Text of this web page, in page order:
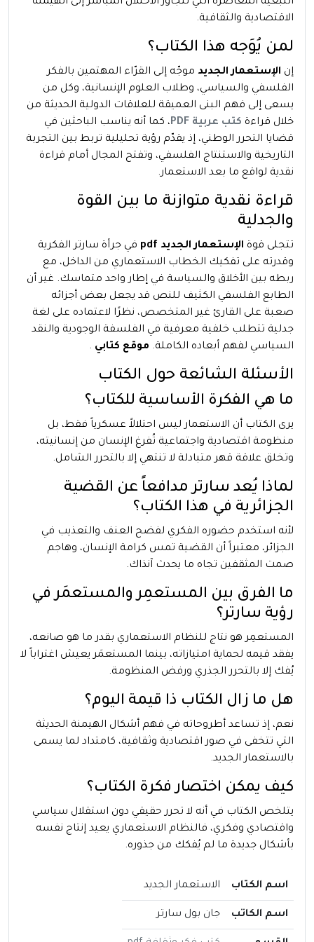
الاقتصادية والثقافية.
لمن يُوَجه هذا الكتاب؟
إن الإستعمار الجديد موجّه إلى القرّاء المهتمين بالفكر
الفلسفي والسياسي، وطلاب العلوم الإنسانية، وكل من
يسعى إلى فهم البنى العميقة للعلاقات الدولية الحديثة من
خلال قراءة كتب عربية PDF
، كما أنه يناسب الباحثين في
قضايا التحرر الوطني، إذ يقدّم رؤية تحليلية تربط بين التجربة
التاريخية والاستنتاج الفلسفي، وتفتح المجال أمام قراءة
نقدية لواقع ما بعد الاستعمار.
قراءة نقدية متوازنة ما بين القوة
والجدلية
تتجلى قوة الإستعمار الجديد pdf
في جرأة سارتر الفكرية
وقدرته على تفكيك الخطاب الاستعماري من الداخل، مع
ربطه بين الأخلاق والسياسة في إطار واحد متماسك. غير أن
الطابع الفلسفي الكثيف للنص قد يجعل بعض أجزائه
صعبة على القارئ غير المتخصص، نظرًا لاعتماده على لغة
جدلية تتطلب خلفية معرفية في الفلسفة الوجودية والنقد
السياسي لفهم أبعاده الكاملة. موقع كتابي .
الأسئلة الشائعة حول الكتاب
ما هي الفكرة الأساسية للكتاب؟
يرى الكتاب أن الاستعمار ليس احتلالاً عسكرياً فقط، بل
منظومة اقتصادية واجتماعية تُفرغ الإنسان من إنسانيته،
وتخلق علاقة قهر متبادلة لا تنتهي إلا بالتحرر الشامل.
لماذا يُعد سارتر مدافعاً عن القضية
الجزائرية في هذا الكتاب؟
لأنه استخدم حضوره الفكري لفضح العنف والتعذيب في
الجزائر، معتبراً أن القضية تمس كرامة الإنسان، وهاجم
صمت المثقفين تجاه ما يحدث آنذاك.
ما الفرق بين المستعمِر والمستعمَر في
رؤية سارتر؟
المستعمِر هو نتاج للنظام الاستعماري بقدر ما هو صانعه،
يفقد قيمه لحماية امتيازاته، بينما المستعمَر يعيش اغتراباً لا
يُفك إلا بالتحرر الجذري ورفض المنظومة.
هل ما زال الكتاب ذا قيمة اليوم؟
نعم، إذ تساعد أطروحاته في فهم أشكال الهيمنة الحديثة
التي تتخفى في صور اقتصادية وثقافية، كامتداد لما يسمى
بالاستعمار الجديد.
كيف يمكن اختصار فكرة الكتاب؟
يتلخص الكتاب في أنه لا تحرر حقيقي دون استقلال سياسي
واقتصادي وفكري، فالنظام الاستعماري يعيد إنتاج نفسه
بأشكال جديدة ما لم يُفكك من جذوره.
اسم الكتاب الاستعمار الجديد
اسم الكاتب جان بول سارتر